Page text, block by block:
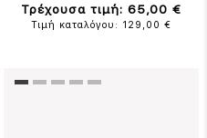
Τρέχουσα τιμή: 65,00 €
Τιμή καταλόγου: 129,00 €